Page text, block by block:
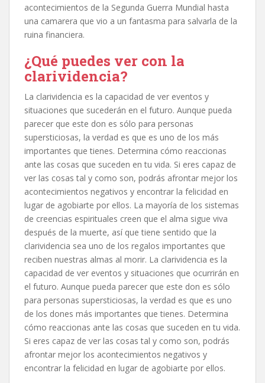
acontecimientos de la Segunda Guerra Mundial hasta
una camarera que vio a un fantasma para salvarla de la
ruina financiera.
¿Qué puedes ver con la
clarividencia?
La clarividencia es la capacidad de ver eventos y
situaciones que sucederán en el futuro. Aunque pueda
parecer que este don es sólo para personas
supersticiosas, la verdad es que es uno de los más
importantes que tienes. Determina cómo reaccionas
ante las cosas que suceden en tu vida. Si eres capaz de
ver las cosas tal y como son, podrás afrontar mejor los
acontecimientos negativos y encontrar la felicidad en
lugar de agobiarte por ellos. La mayoría de los sistemas
de creencias espirituales creen que el alma sigue viva
después de la muerte, así que tiene sentido que la
clarividencia sea uno de los regalos importantes que
reciben nuestras almas al morir. La clarividencia es la
capacidad de ver eventos y situaciones que ocurrirán en
el futuro. Aunque pueda parecer que este don es sólo
para personas supersticiosas, la verdad es que es uno
de los dones más importantes que tienes. Determina
cómo reaccionas ante las cosas que suceden en tu vida.
Si eres capaz de ver las cosas tal y como son, podrás
afrontar mejor los acontecimientos negativos y
encontrar la felicidad en lugar de agobiarte por ellos.